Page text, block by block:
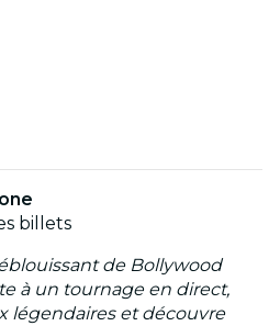
billets
de Bollywood
à un tournage en direct,
légendaires et découvre